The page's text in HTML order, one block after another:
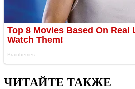
ЧИТАЙТЕ ТАКЖЕ